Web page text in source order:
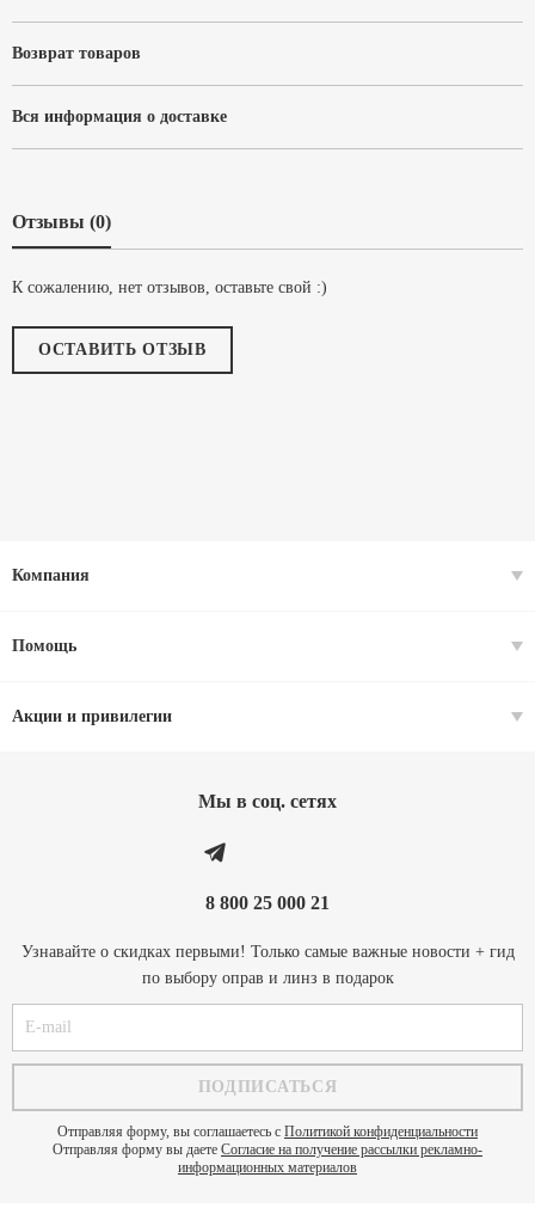
Возврат товаров
Вся информация о доставке
Отзывы (0)
К сожалению, нет отзывов, оставьте свой :)
ОСТАВИТЬ ОТЗЫВ
Компания
Помощь
Акции и привилегии
Мы в соц. cетях
8 800 25 000 21
Узнавайте о скидках первыми! Только самые важные новости + гид
по выбору оправ и линз в подарок
Отправляя форму, вы соглашаетесь с Политикой конфиденциальности
Отправляя форму вы даете Согласие на получение рассылки рекламно-
информационных материалов